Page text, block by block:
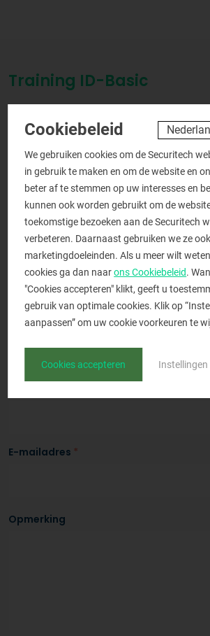
Training ID-Basic
Aanmelden voor
deze opleiding
Persoonlijke gegevens
Aanhef
De heer Mevrouw
Naam*
Bedrijfsnaam *
E-mailadres *
Opmerking
Cookiebeleid
We gebruiken cookies om de Securitech
in gebruik te maken en om de website en
beter af te stemmen op uw interesses en
kunnen ook worden gebruikt om de
toekomstige bezoeken aan de Securitech
verbeteren. Daarnaast gebruiken we ze
marketingdoeleinden. Als u meer wilt
cookies ga dan naar ons Cookiebeleid.
"Cookies accepteren" klikt, geeft u
gebruik van optimale cookies. Klik op
aanpassen” om uw cookie voorkeuren te
Cookies accepteren